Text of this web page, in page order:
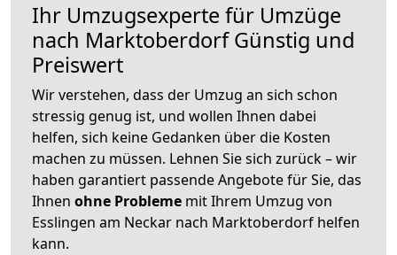
Ihr Umzugsexperte für Umzüge
nach MarktoberdorfGünstig und
Preiswert
Wir verstehen, dass der Umzug an sich schon
stressig genug ist, und wollen Ihnen dabei
helfen, sich keine Gedanken über die Kosten
machen zu müssen. Lehnen Sie sich zurück – wir
haben garantiert passende Angebote für Sie, das
Ihnen ohne Probleme mit Ihrem Umzug von
Esslingen am Neckar nach Marktoberdorf helfen
kann.